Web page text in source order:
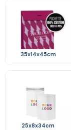
35x14x45cm
25x8x34cm